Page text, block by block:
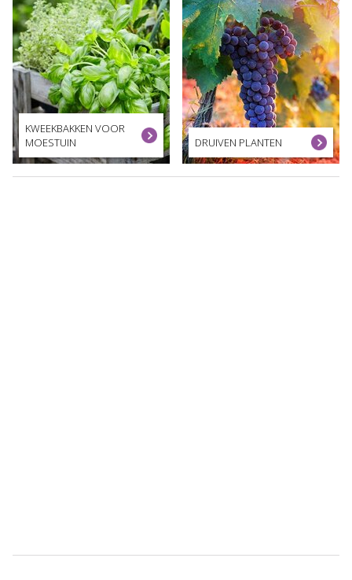
KWEEKBAKKEN VOOR
MOESTUIN
DRUIVEN PLANTEN